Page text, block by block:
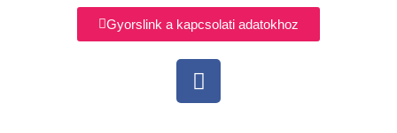
Gyorslink a kapcsolati adatokhoz